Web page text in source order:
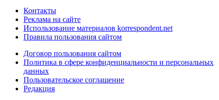
Контакты
Реклама на сайте
Использование материалов korrespondent.net
Правила пользования сайтом
Договор пользования сайтом
Политика в сфере конфиденциальности и персональных
данных
Пользовательское соглашение
Редакция